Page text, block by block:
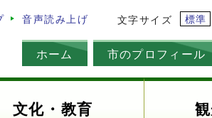
音声読み上げ 文字サイズ 標準
ホーム 市のプロフィール
文化・教育